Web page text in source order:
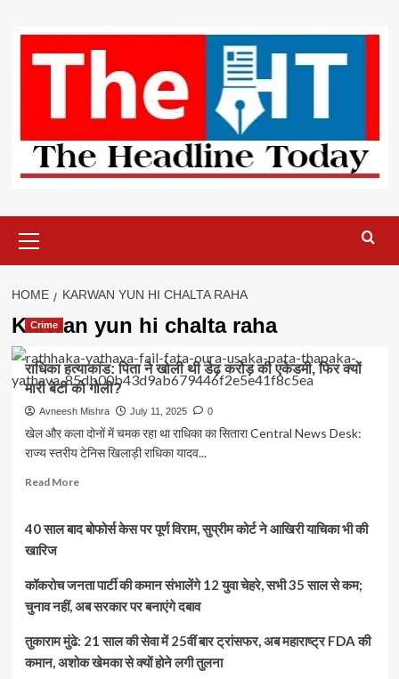
content
Menu
HOME KARWAN YUN HI CHALTA RAHA
Karwan yun hi chalta raha
Crime
राधिका हत्याकांड: पिता ने खोली थी डेढ़ करोड़ की एकेडमी, फिर क्यों
मारी बेटी को गोली?
Avneesh Mishra July 11, 2025 0
खेल और कला दोनों में चमक रहा था राधिका का सितारा Central News Desk:
राज्य स्तरीय टेनिस खिलाड़ी राधिका यादव...
Read MoreRead
राधिका
ने
थी
करोड़
की
40 साल बाद बोफोर्स केस पर पूर्ण विराम, सुप्रीम कोर्ट ने आखिरी याचिका भी की
खारिज
कॉकरोच जनता पार्टी की कमान संभालेंगे 12 युवा चेहरे, सभी 35 साल से कम;
चुनाव नहीं, अब सरकार पर बनाएंगे दबाव
तुकाराम मुंढे: 21 साल की सेवा में 25वीं बार ट्रांसफर, अब महाराष्ट्र FDA की
कमान, अशोक खेमका से क्यों होने लगी तुलना